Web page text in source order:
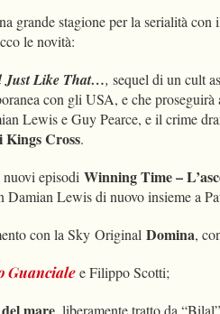
grande stagione per la serialità
le novità:
Just Like That…, sequel di un cult
con gli USA, e che
Lewis e Guy Pearce, e il crime
Kings Cross.
episodi Winning Time –
Damian Lewis di nuovo insieme a
con laSky Original Domina,
Guancialee Filippo Scotti;
, liberamente tratto da